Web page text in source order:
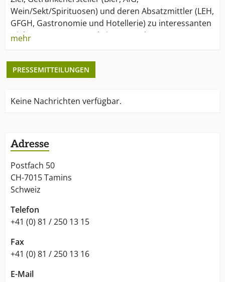
Wein/Sekt/Spirituosen) und deren Absatzmittler (LEH,
GFGH, Gastronomie und Hotellerie) zu interessanten
Dialogen zusammenzubringen, und
FIT FOR BUSINESS– die Fitness-, Networking- und
Geniesser-Veranstaltung mit Spass und
Schwerpunkt Graubünden.
mehr
PRESSEMITTEILUNGEN
Keine Nachrichten verfügbar.
Adresse
Postfach 50
CH-7015 Tamins
Schweiz
Telefon
+41 (0) 81 / 250 13 15
Fax
+41 (0) 81 / 250 13 16
E-Mail